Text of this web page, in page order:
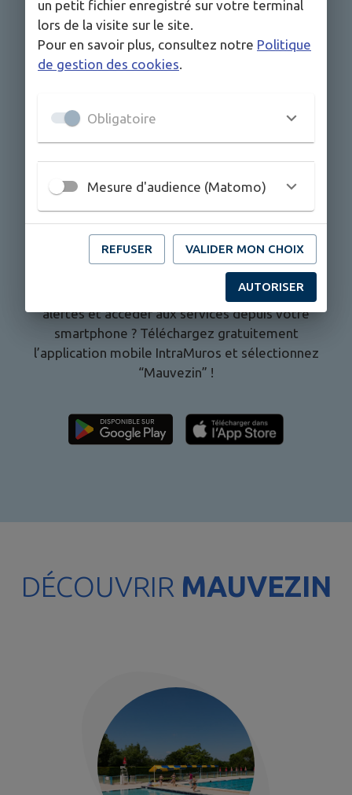
Vous voulez suivre l’actualité de la commune,
être informé des événements, recevoir les
alertes et accéder aux services depuis votre
smartphone ? Téléchargez gratuitement
l’application mobile IntraMuros et sélectionnez
“Mauvezin” !
DÉCOUVRIR MAUVEZIN
un petit fichier enregistré sur votre terminal
lors de la visite sur le site.
Pour en savoir plus, consultez notre Politique
de gestion des cookies.
Obligatoire
Mesure d'audience (Matomo)
REFUSER VALIDER MON CHOIX
AUTORISER